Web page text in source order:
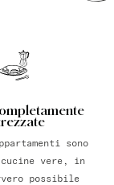
sono
vere, in
possibile